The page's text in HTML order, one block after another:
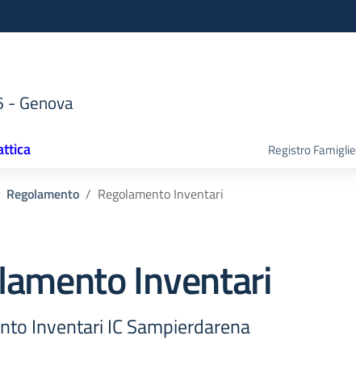
- Genova
Registro Famiglie
Regolamento Regolamento Inventari
Inventari
Inventari IC Sampierdarena